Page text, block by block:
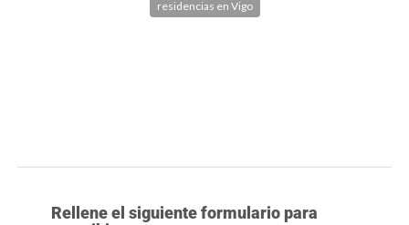
residencias en Vigo
Rellene el siguiente formulario para